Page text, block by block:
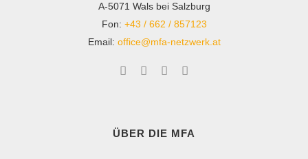
A-5071 Wals bei Salzburg
Fon: +43 / 662 / 857123
Email: office@mfa-netzwerk.at
ÜBER DIE MFA